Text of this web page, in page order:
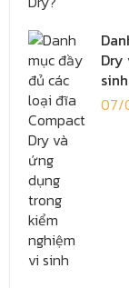
sinh
07/